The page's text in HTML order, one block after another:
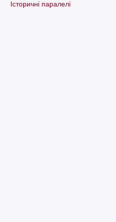
Історичні паралелі